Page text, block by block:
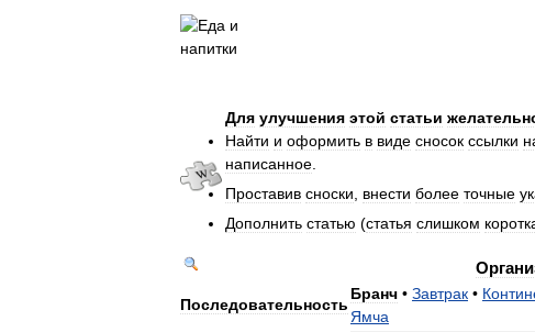
Для улучшения этой статьи
Найти и оформить в виде сносок ссылки
написанное
Проставив сноски внести более точные
Дополнить статью (статья слишком
Последовательность
Бранч • Завтрак •
Ямча